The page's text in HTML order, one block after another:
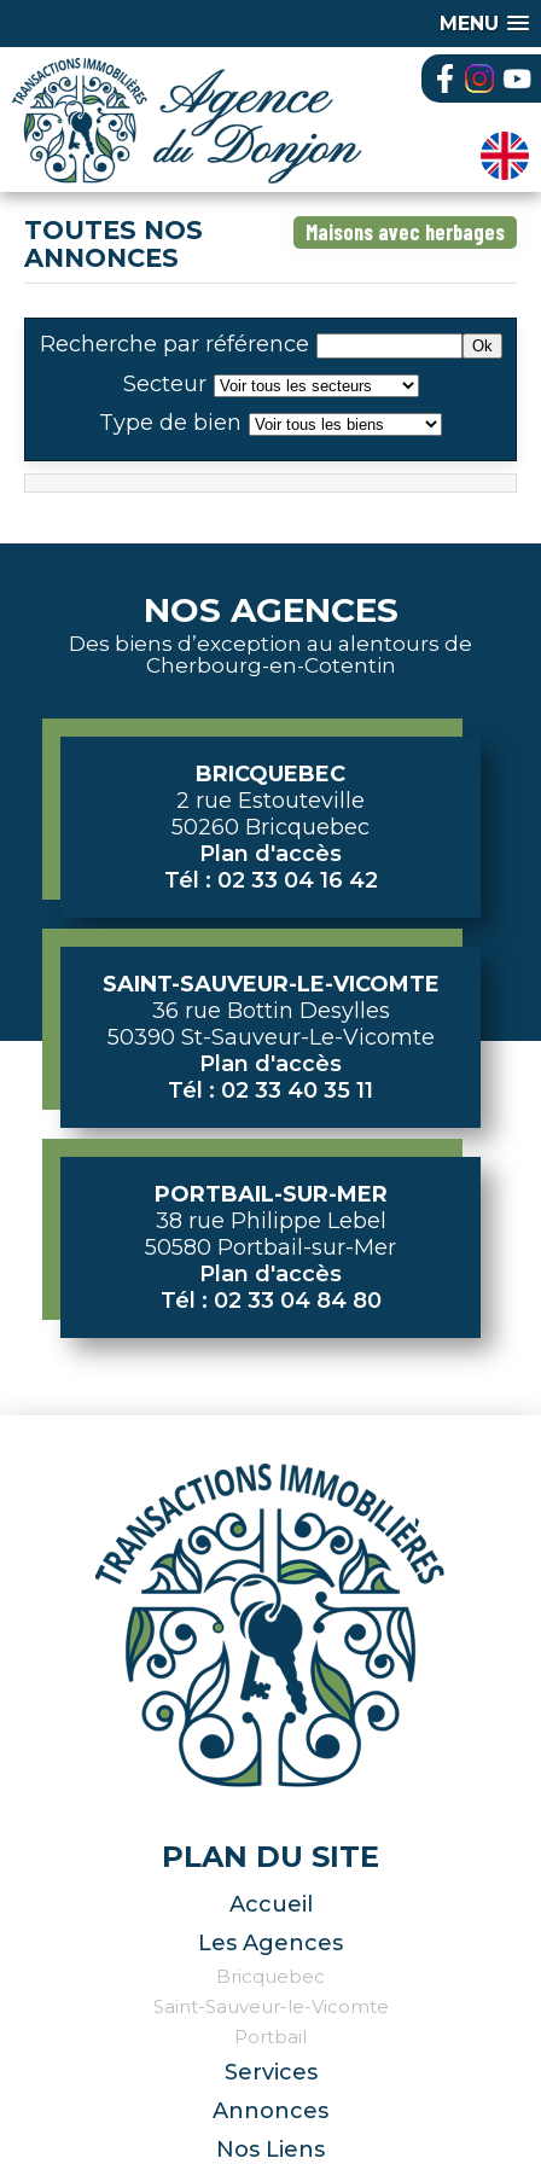
MENU
Maisons avec herbages
TOUTES NOS
ANNONCES
Recherche par référence
Secteur
Type de bien
NOS AGENCES
Des biens d’exception au alentours de
Cherbourg-en-Cotentin
BRICQUEBEC
2 rue Estouteville
50260 Bricquebec
Plan d'accès
Tél : 02 33 04 16 42
SAINT-SAUVEUR-LE-VICOMTE
36 rue Bottin Desylles
50390 St-Sauveur-Le-Vicomte
Plan d'accès
Tél : 02 33 40 35 11
PORTBAIL-SUR-MER
38 rue Philippe Lebel
50580 Portbail-sur-Mer
Plan d'accès
Tél : 02 33 04 84 80
PLAN DU SITE
Accueil
Les Agences
Bricquebec
Saint-Sauveur-le-Vicomte
Portbail
Services
Annonces
Nos Liens